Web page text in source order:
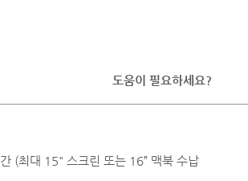
도움이 필요하세요?
(최대 15" 스크린 또는 16” 맥북 수납